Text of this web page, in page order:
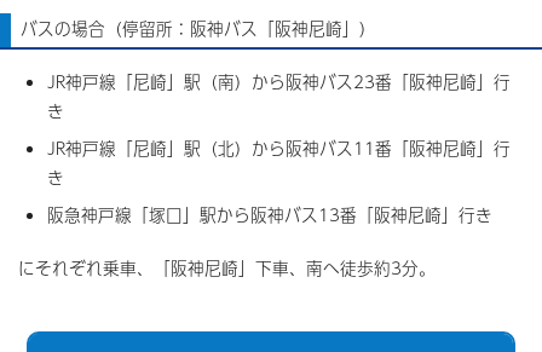
バスの場合（停留所：阪神バス「阪神尼崎」）
JR神戸線「尼崎」駅（南）から阪神バス23番「阪神尼崎」行
き
JR神戸線「尼崎」駅（北）から阪神バス11番「阪神尼崎」行
き
阪急神戸線「塚口」駅から阪神バス13番「阪神尼崎」行き
にそれぞれ乗車、「阪神尼崎」下車、南へ徒歩約3分。